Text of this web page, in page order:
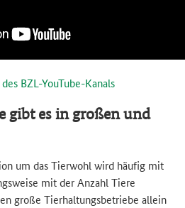
BZL-YouTube-Kanals
gibt es in großen und
um das Tierwohl wird häufig mit
mit der Anzahl Tiere
große Tierhaltungsbetriebe allein